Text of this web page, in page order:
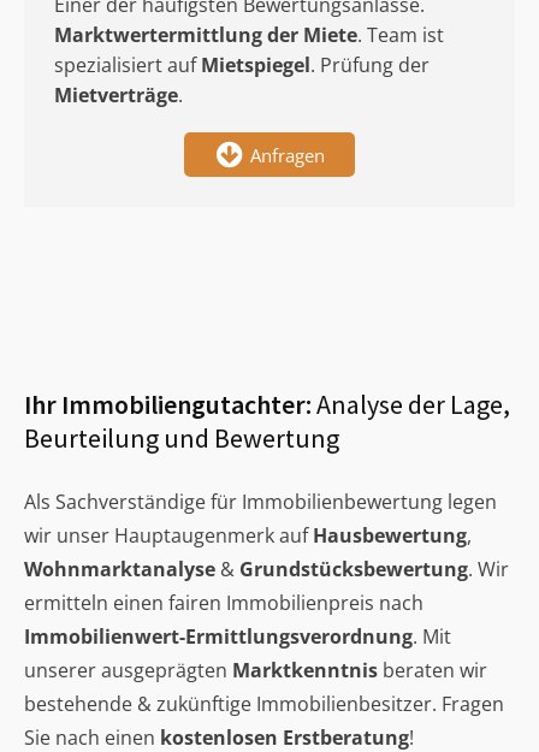
Marktwertermittlungder Miete. Team ist
spezialisiert aufMietspiegel. Prüfung der
Mietverträge.
Anfragen
Ihr Immobiliengutachter:Analyse der Lage,
Beurteilung und Bewertung
Als Sachverständige für Immobilienbewertung legen
wir unser Hauptaugenmerk aufHausbewertung,
Wohnmarktanalyse & Grundstücksbewertung. Wir
ermitteln einen fairen Immobilienpreis nach
Immobilienwert-Ermittlungsverordnung. Mit
unserer ausgeprägten Marktkenntnis beraten wir
bestehende & zukünftige Immobilienbesitzer. Fragen
Sie nach einen kostenlosen Erstberatung!